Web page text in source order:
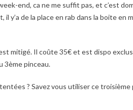
end, ca ne me suffit pas, et c’est
il y’a de la place en rab dans la boite
mitigé. Il coûte 35€ et est dispo
3ème pinceau.
? Savez vous utiliser ce troisième